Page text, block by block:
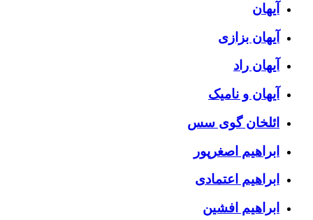
آیهان
آیهان بزازی
آیهان راد
آیهان و نامیک
ائلخان گوی سس
ابراهیم اصغرپور
ابراهیم اعتمادی
ابراهیم افشین